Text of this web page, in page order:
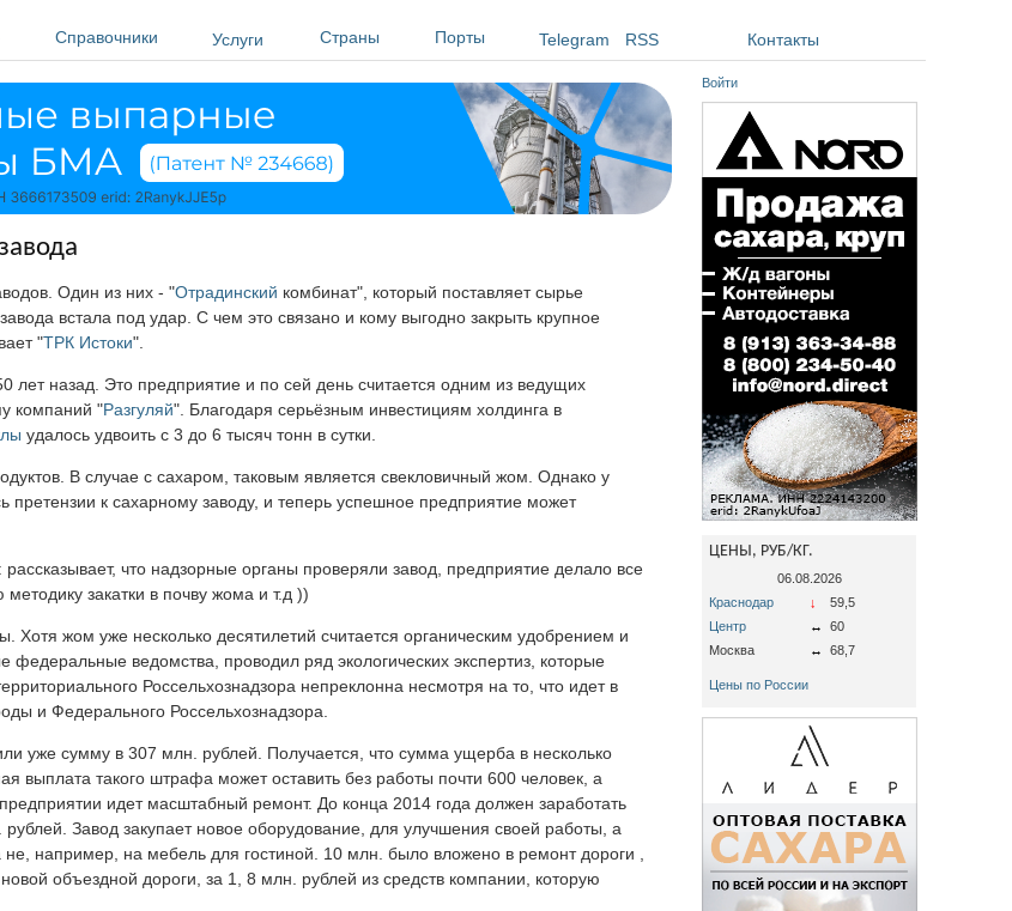
Справочники Услуги Страны Порты Telegram RSS Контакты
Один из них - "Отрадинский комбинат", который поставляет сырье
встала под удар. С чем это связано и кому выгодно закрыть крупное
"ТРК Истоки".
лет назад. Это предприятие и по сей день считается одним из ведущих
компаний "Разгуляй". Благодаря серьёзным инвестициям холдинга в
удалось удвоить с 3 до 6 тысяч тонн в сутки.
В случае с сахаром, таковым является свекловичный жом. Однако у
претензии к сахарному заводу, и теперь успешное предприятие может
рассказывает, что надзорные органы проверяли завод, предприятие делало все
закатки в почву жома и т.д ))
жом уже несколько десятилетий считается органическим удобрением и
ведомства, проводил ряд экологических экспертиз, которые
Россельхознадзора непреклонна несмотря на то, что идет в
и Федерального Россельхознадзора.
уже сумму в 307 млн. рублей. Получается, что сумма ущерба в несколько
выплата такого штрафа может оставить без работы почти 600 человек, а
идет масштабный ремонт. До конца 2014 года должен заработать
Завод закупает новое оборудование, для улучшения своей работы, а
например, на мебель для гостиной. 10 млн. было вложено в ремонт дороги ,
объездной дороги, за 1, 8 млн. рублей из средств компании, которую
Войти
ЦЕНЫ, РУБ/КГ.
06.08.2026
Краснодар
↓
59,5
Центр
↔
60
Москва
↔ 68,7
Цены по России